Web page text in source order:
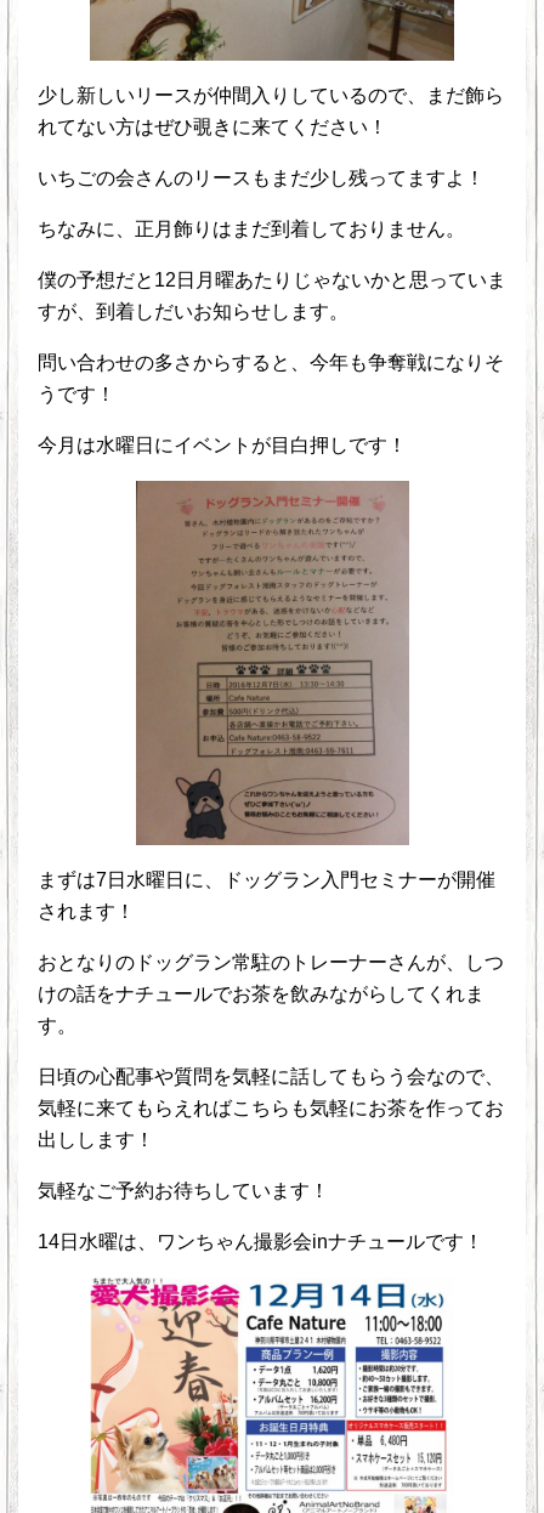
少し新しいリースが仲間入りしているので、まだ飾ら
れてない方はぜひ覗きに来てください！
いちごの会さんのリースもまだ少し残ってますよ！
ちなみに、正月飾りはまだ到着しておりません。
僕の予想だと12日月曜あたりじゃないかと思っていま
すが、到着しだいお知らせします。
問い合わせの多さからすると、今年も争奪戦になりそ
うです！
今月は水曜日にイベントが目白押しです！
まずは7日水曜日に、ドッグラン入門セミナーが開催
されます！
おとなりのドッグラン常駐のトレーナーさんが、しつ
けの話をナチュールでお茶を飲みながらしてくれま
す。
日頃の心配事や質問を気軽に話してもらう会なので、
気軽に来てもらえればこちらも気軽にお茶を作ってお
出しします！
気軽なご予約お待ちしています！
14日水曜は、ワンちゃん撮影会inナチュールです！